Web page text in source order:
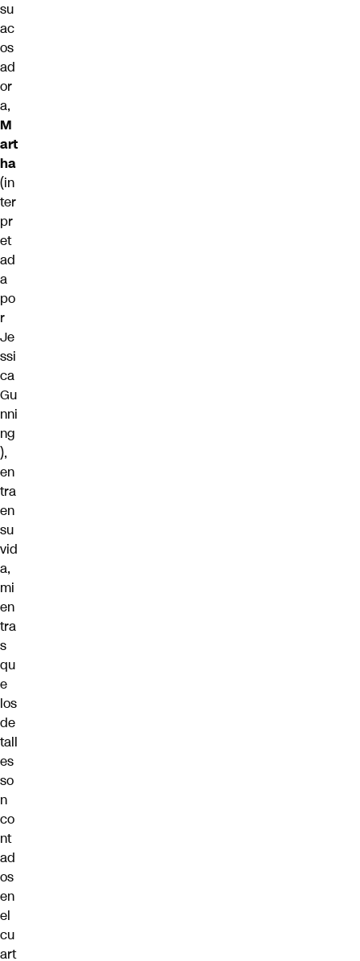
su
ac
os
ad
or
a,
M
art
ha
(in
ter
pr
et
ad
a
po
r
Je
ssi
ca
Gu
nni
ng
),
en
tra
en
su
vid
a,
mi
en
tra
s
qu
e
los
de
tall
es
so
n
co
nt
ad
os
en
el
cu
art